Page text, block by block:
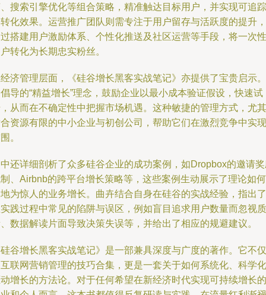
搜索引擎优化等组合策略，精准触达目标用户，并实现可追踪
化效果。运营推广团队则需专注于用户留存与活跃度的提升，
搭建用户激励体系、个性化推送及社区运营等手段，将一次性
转化为长期忠实粉丝。
济管理层面，《硅谷增长黑客实战笔记》亦提供了宝贵启示。
导的“精益增长”理念，鼓励企业以最小成本验证假设，快速试
从而在不确定性中把握市场机遇。这种敏捷的管理方式，尤其
资源有限的中小企业与初创公司，帮助它们在激烈竞争中实现
。
还详细剖析了众多硅谷企业的成功案例，如Dropbox的邀请
、Airbnb的跨平台增长策略等，这些案例生动展示了理论如何
为惊人的业务增长。曲卉结合自身在硅谷的实战经验，指出了
践过程中常见的陷阱与误区，例如盲目追求用户数量而忽视质
数据解读片面导致决策失误等，并给出了相应的规避建议。
谷增长黑客实战笔记》是一部兼具深度与广度的著作。它不仅
联网营销管理的技巧合集，更是一套关于如何系统化、科学化
增长的方法论。对于任何希望在新经济时代实现可持续增长的